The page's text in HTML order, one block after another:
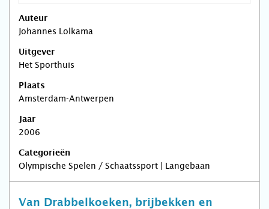
Auteur
Johannes Lolkama
Uitgever
Het Sporthuis
Plaats
Amsterdam-Antwerpen
Jaar
2006
Categorieën
Olympische Spelen / Schaatssport | Langebaan
Van Drabbelkoeken, brijbekken en